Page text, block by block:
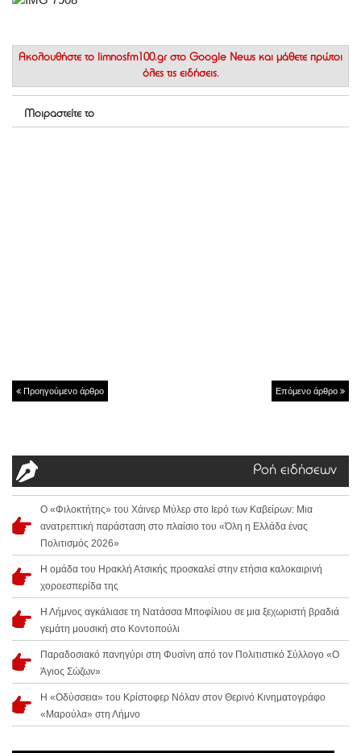
Ακολουθήστε το limnosfm100.gr στο Google News και μάθετε πρώτοι
όλες τις ειδήσεις.
Μοιραστείτε το
Προηγούμενο άρθρο Επόμενο άρθρο
Ροή ειδήσεων
Ο «Φιλοκτήτης» του Χάινερ Μύλερ στο Ιερό των Καβείρων: Μια
ανατρεπτική παράσταση στο πλαίσιο του «Όλη η Ελλάδα ένας
Πολιτισμός 2026»
Η ομάδα του Ηρακλή Ατσικής προσκαλεί στην ετήσια καλοκαιρινή
χοροεσπερίδα της
Η Λήμνος αγκάλιασε τη Νατάσσα Μποφίλιου σε μια ξεχωριστή βραδιά
γεμάτη μουσική στο Κοντοπούλι
Παραδοσιακό πανηγύρι στη Φυσίνη από τον Πολιτιστικό Σύλλογο «Ο
Άγιος Σώζων»
Η «Οδύσσεια» του Κρίστοφερ Νόλαν στον Θερινό Κινηματογράφο
«Μαρούλα» στη Λήμνο